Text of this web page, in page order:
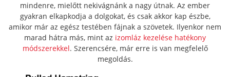
mindenre, mielőtt nekivágnánk a nagy útnak. Az ember
gyakran elkapkodja a dolgokat, és csak akkor kap észbe,
amikor már az egész testében fájnak a szövetek. Ilyenkor nem
marad hátra más, mint az izomláz kezelése hatékony
módszerekkel. Szerencsére, már erre is van megfelelő
megoldás.